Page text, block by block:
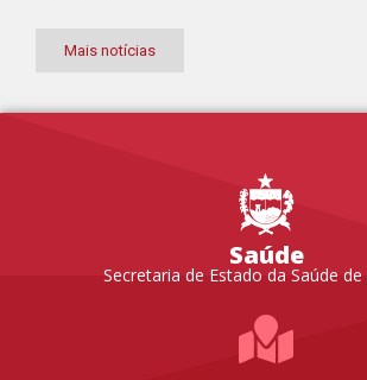
Mais notícias
Saúde
Secretaria de Estado da Saúde de